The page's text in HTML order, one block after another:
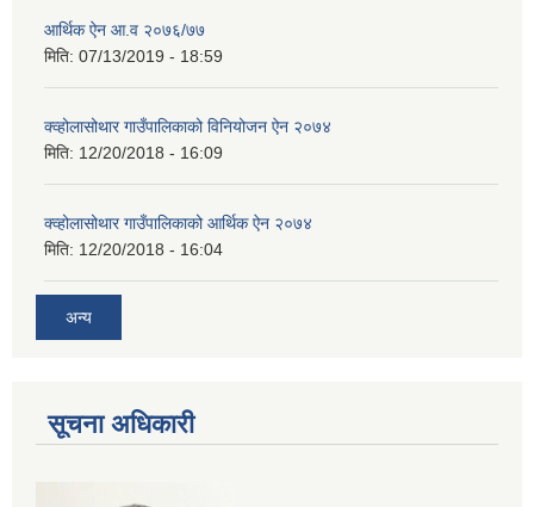
आर्थिक ऐन आ.व २०७६/७७
मिति: 07/13/2019 - 18:59
क्व्होलासोथार गाउँपालिकाको विनियोजन ऐन २०७४
मिति: 12/20/2018 - 16:09
क्व्होलासोथार गाउँपालिकाको आर्थिक ऐन २०७४
मिति: 12/20/2018 - 16:04
अन्य
सूचना अधिकारी